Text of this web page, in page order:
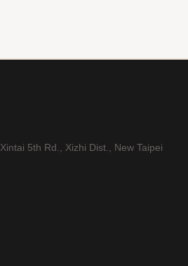
5th Rd., Xizhi Dist., New Taipei